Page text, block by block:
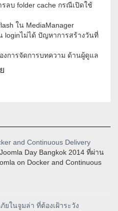
รลบ folder cache กรณีเปิดใช้
ใน MediaManager
loginไม่ได้ ปัญหาการสร้างวันที่
งการจัดการบทความ ด้านผู้ดูแล
and Continuous Delivery
Day Bangkok 2014 ที่ผ่าน
on Docker and Continuous
ยในจูมล่า ที่ต้องเฝ้าระวัง